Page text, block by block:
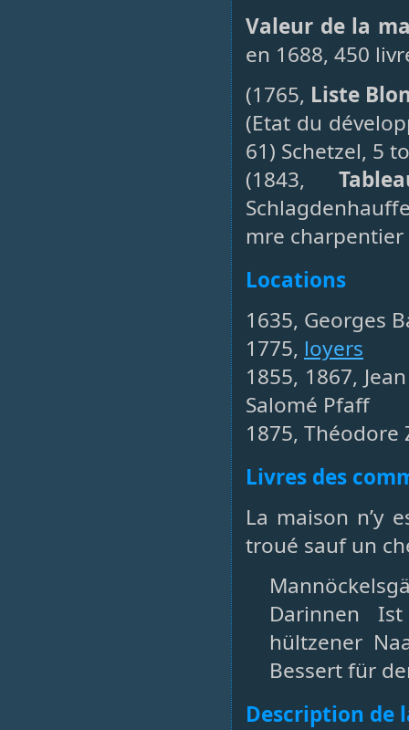
Valeur de la
en 1688, 450
(1765, Liste
(Etat du
61) Schetzel, 5
(1843,
mre charpentier
Locations
1635, Georges
1775, loyers
1855, 1867,
Salomé Pfaff
1875,
Livres des
La maison n’y
troué sauf un
Darinnen
hültzener
Bessert für
Description de